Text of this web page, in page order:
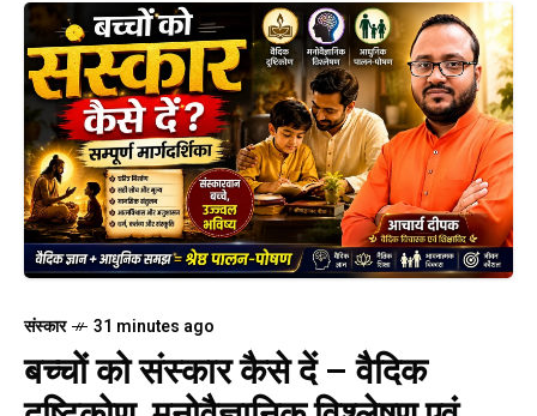
संस्कार 31 minutes ago
बच्चों को संस्कार कैसे दें – वैदिक